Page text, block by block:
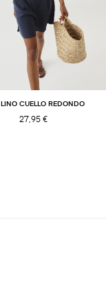
LINO CUELLO REDONDO
27,95 €